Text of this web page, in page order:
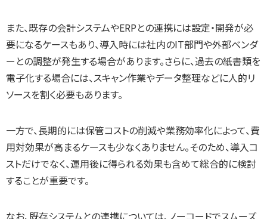
また、既存の会計システムやERPとの連携には設定・開発が必
要になるケースもあり、導入時には社内のIT部門や外部ベンダ
ーとの調整が発生する場合があります。さらに、過去の紙書類を
電子化する場合には、スキャン作業やデータ整理などに人的リ
ソースを割く必要もあります。
一方で、長期的には保管コストの削減や業務効率化によって、費
用対効果が高まるケースも少なくありません。そのため、導入コ
ストだけでなく、運用後に得られる効果も含めて総合的に検討
することが重要です。